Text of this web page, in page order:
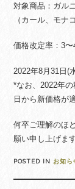
対象商品：ガル
（カール、モナ
価格改定率：3〜
2022年8月31日(
*なお、2022年
日から新価格が
何卒ご理解のほ
願い申し上げます
POSTED INお知ら